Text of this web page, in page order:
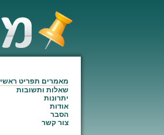
מאמרים תפריט ראשי
שאלות ותשובות
יתרונות
אודות
הסבר
צור קשר